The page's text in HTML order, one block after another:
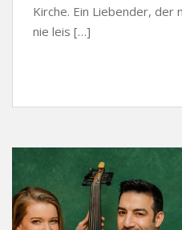
Kirche. Ein Liebender, der
nie leis […]